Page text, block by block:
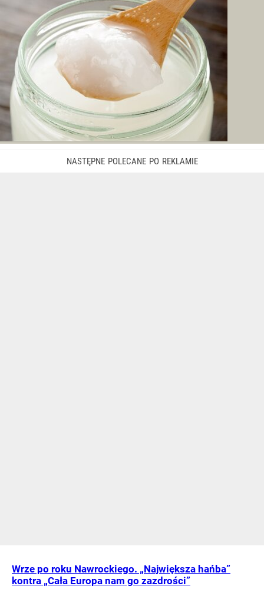
Wrze po roku Nawrockiego. „Największa hańba”
kontra „Cała Europa nam go zazdrości”